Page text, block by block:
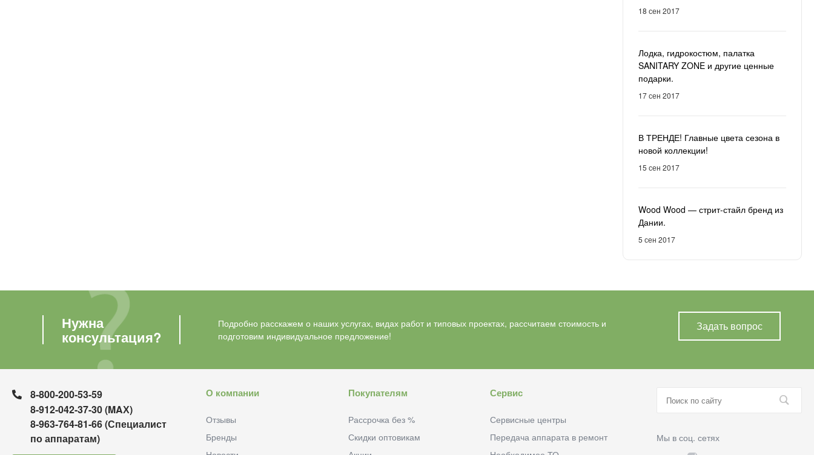
18 сен 2017
Лодка, гидрокостюм, палатка
SANITARY ZONE и другие ценные
подарки.
17 сен 2017
В ТРЕНДЕ! Главные цвета сезона в
новой коллекции!
15 сен 2017
Wood Wood — стрит-стайл бренд из
Дании.
5 сен 2017
Нужна
консультация?
Подробно расскажем о наших услугах, видах работ и типовых проектах, рассчитаем стоимость и
подготовим индивидуальное предложение!
Задать вопрос
8-800-200-53-59
8-912-042-37-30 (MAХ)
8-963-764-81-66 (Специалист
по аппаратам)
О компании
Отзывы
Бренды
Покупателям
Рассрочка без %
Скидки оптовикам
Сервис
Сервисные центры
Передача аппарата в ремонт
Мы в соц. сетях